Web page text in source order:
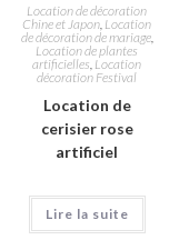
Location de décoration
Chine et Japon Location
de décoration de mariage,
Location de plantes
artificielles Location
décoration Festival
Location de
cerisier rose
artificiel
Lire la suite